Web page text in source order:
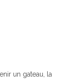
un gateau, la